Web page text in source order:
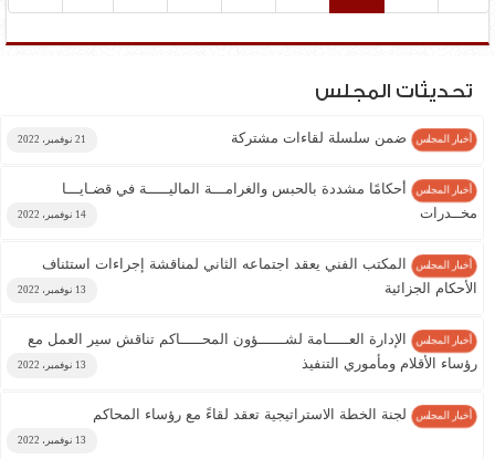
تحديثات المجلس
أخبار المجلس ضمن سلسلة لقاءات مشتركة 21 نوفمبر، 2022
أخبار المجلس
أحكامًا مشددة بالحبس والغرامـــة الماليـــــة في قضـايـــا
مخــدرات
14 نوفمبر، 2022
أخبار المجلس
المكتب الفني يعقد اجتماعه الثاني لمناقشة إجراءات استئناف
الأحكام الجزائية
13 نوفمبر، 2022
أخبار المجلس
الإدارة العـــــامة لشــــــؤون المحـــــاكم تناقش سير العمل مع
رؤساء الأقلام ومأموري التنفيذ
13 نوفمبر، 2022
أخبار المجلس لجنة الخطة الاستراتيجية تعقد لقاءً مع رؤساء المحاكم
13 نوفمبر، 2022